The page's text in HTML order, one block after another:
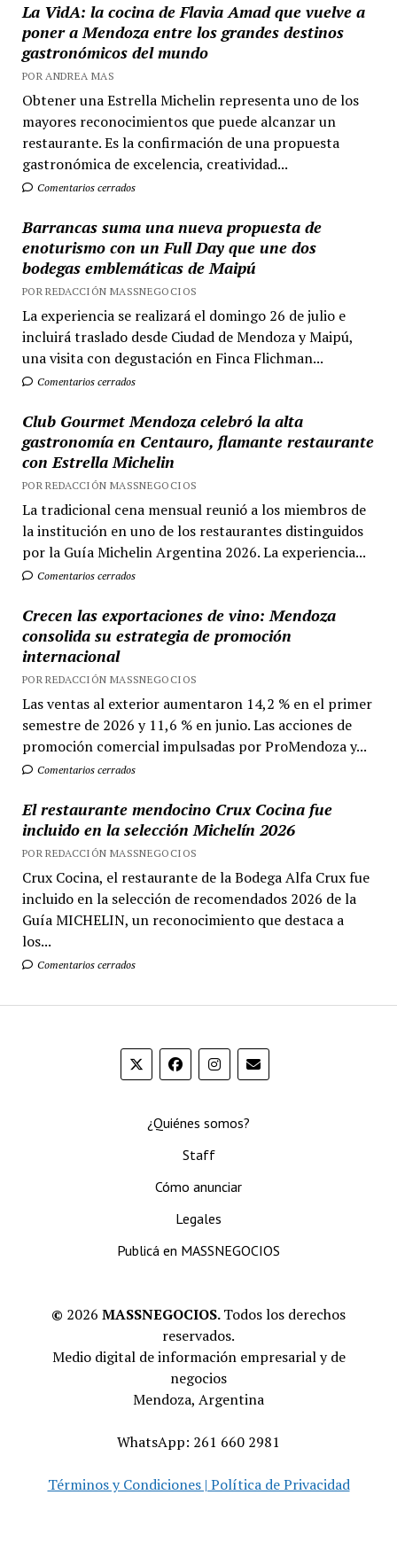
La VidA: la cocina de Flavia Amad que vuelve a
poner a Mendoza entre los grandes destinos
gastronómicos del mundo
POR ANDREA MAS
Obtener una Estrella Michelin representa uno de los
mayores reconocimientos que puede alcanzar un
restaurante. Es la confirmación de una propuesta
gastronómica de excelencia, creatividad...
Comentarios cerrados
Barrancas suma una nueva propuesta de
enoturismo con un Full Day que une dos
bodegas emblemáticas de Maipú
POR REDACCIÓN MASSNEGOCIOS
La experiencia se realizará el domingo 26 de julio e
incluirá traslado desde Ciudad de Mendoza y Maipú,
una visita con degustación en Finca Flichman...
Comentarios cerrados
Club Gourmet Mendoza celebró la alta
gastronomía en Centauro, flamante restaurante
con Estrella Michelin
POR REDACCIÓN MASSNEGOCIOS
La tradicional cena mensual reunió a los miembros de
la institución en uno de los restaurantes distinguidos
por la Guía Michelin Argentina 2026. La experiencia...
Comentarios cerrados
Crecen las exportaciones de vino: Mendoza
consolida su estrategia de promoción
internacional
POR REDACCIÓN MASSNEGOCIOS
Las ventas al exterior aumentaron 14,2 % en el primer
semestre de 2026 y 11,6 % en junio. Las acciones de
promoción comercial impulsadas por ProMendoza y...
Comentarios cerrados
El restaurante mendocino Crux Cocina fue
incluido en la selección Michelín 2026
POR REDACCIÓN MASSNEGOCIOS
Crux Cocina, el restaurante de la Bodega Alfa Crux fue
incluido en la selección de recomendados 2026 de la
Guía MICHELIN, un reconocimiento que destaca a
los...
Comentarios cerrados
¿Quiénes somos?
Staff
Cómo anunciar
Legales
Publicá en MASSNEGOCIOS
© 2026 MASSNEGOCIOS.Todos los derechos
reservados.
Medio digital de información empresarial y de
negocios
Mendoza, Argentina
WhatsApp: 261 660 2981
Términos y Condiciones | Política de Privacidad